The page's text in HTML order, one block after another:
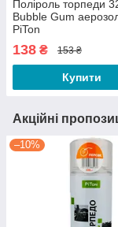
Поліроль торпеди
Bubble Gum
PiTon
138 ₴ 153 ₴
Купити
Акційні
–10%